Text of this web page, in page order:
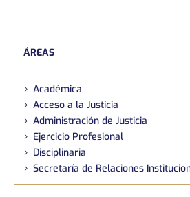
ÁREAS
Académica
Acceso a la Justicia
Administración de Justicia
Ejercicio Profesional
Disciplinaria
Secretaría de Relaciones